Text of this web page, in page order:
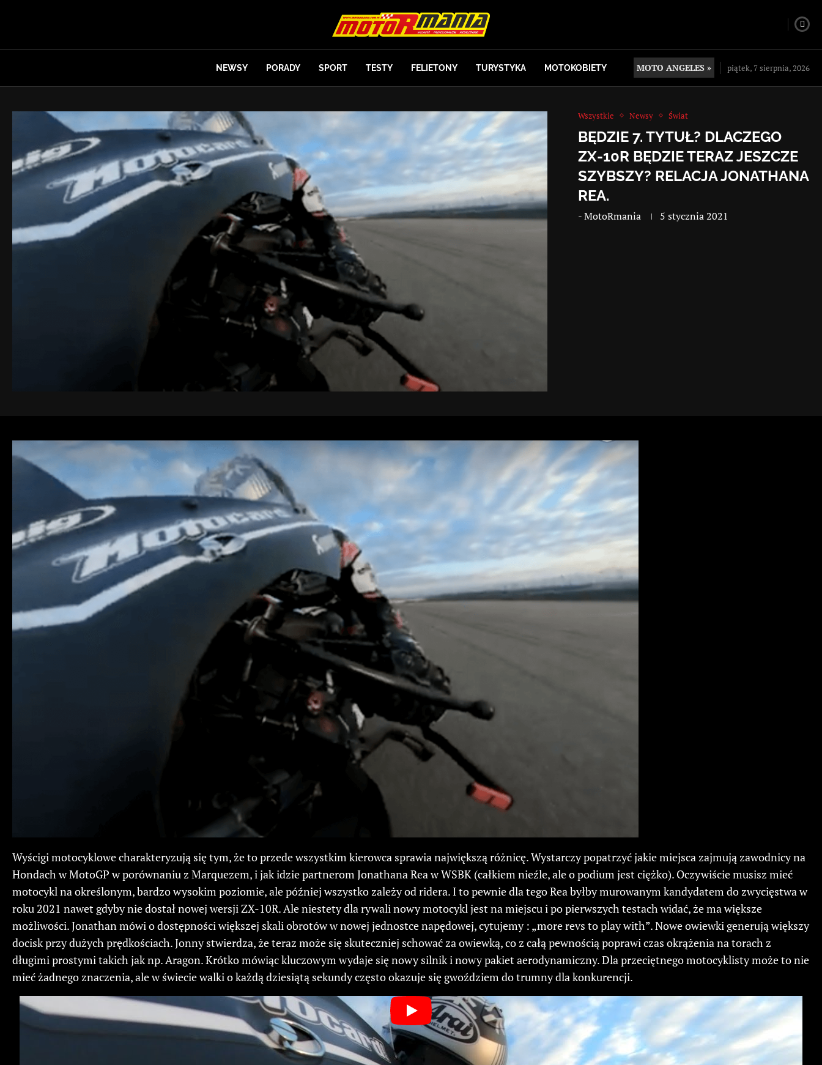
NEWSY PORADY SPORT TESTY FELIETONY TURYSTYKA MOTOKOBIETY MOTO ANGELES » piątek, 7 sierpnia, 2026
Wszystkie Newsy Świat
BĘDZIE 7. TYTUŁ? DLACZEGO
ZX-10R BĘDZIE TERAZ JESZCZE
SZYBSZY? RELACJA JONATHANA
REA.
-MotoRmania 5 stycznia 2021
Wyścigi motocyklowe charakteryzują się tym, że to przede wszystkim kierowca sprawia największą różnicę. Wystarczy popatrzyć jakie miejsca zajmują zawodnicy na
Hondach w MotoGP w porównaniu z Marquezem, i jak idzie partnerom Jonathana Rea w WSBK (całkiem nieźle, ale o podium jest ciężko). Oczywiście musisz mieć
motocykl na określonym, bardzo wysokim poziomie, ale później wszystko zależy od ridera. I to pewnie dla tego Rea byłby murowanym kandydatem do zwycięstwa w
roku 2021 nawet gdyby nie dostał nowej wersji ZX-10R. Ale niestety dla rywali nowy motocykl jest na miejscu i po pierwszych testach widać, że ma większe
możliwości. Jonathan mówi o dostępności większej skali obrotów w nowej jednostce napędowej, cytujemy : „more revs to play with”. Nowe owiewki generują większy
docisk przy dużych prędkościach. Jonny stwierdza, że teraz może się skuteczniej schować za owiewką, co z całą pewnością poprawi czas okrążenia na torach z
długimi prostymi takich jak np. Aragon. Krótko mówiąc kluczowym wydaje się nowy silnik i nowy pakiet aerodynamiczny. Dla przeciętnego motocyklisty może to nie
mieć żadnego znaczenia, ale w świecie walki o każdą dziesiątą sekundy często okazuje się gwoździem do trumny dla konkurencji.